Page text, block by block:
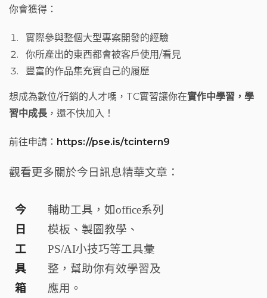
你會獲得：
實際參與整個大型專案開發的經驗
你所產出的東西都會被客戶使用/看見
豐富的作品集充實自己的履歷
想成為數位/行銷的人才嗎，TC實習讓你在實作中學習，學
習中成長 ，還不快加入！
前往申請： https://pse.is/tcintern9
觀看更多關於今日訊息精華文章：
今
日
工
具
箱
輔助工具，如office系列
模板、製圖教學、
PS/AI小技巧等工具彙
整，幫助你有效學習及
應用。